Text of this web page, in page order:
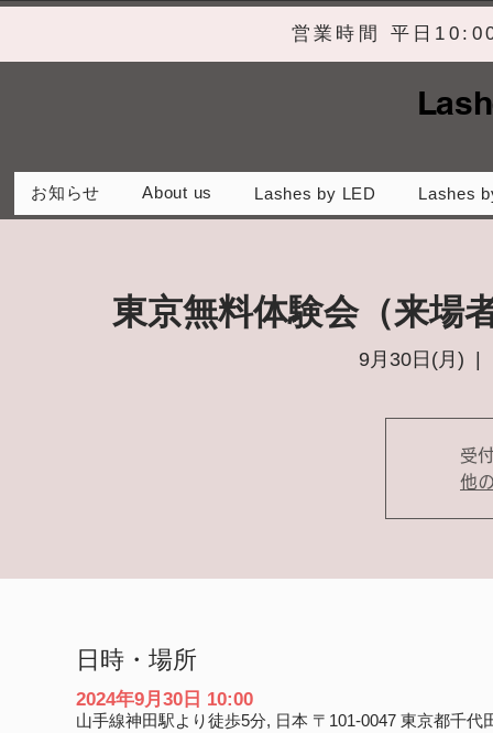
営業時間 平日
お知らせ About us Lashes by LED Lashes
東京無料体験会（来場
9月30日(月)
  |
受
他
日時・場所
2024年9月30日 10:00
山手線神田駅より徒歩5分, 日本 〒101-0047 東京都千